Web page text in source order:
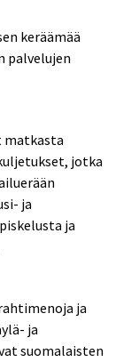
keräämää
palvelujen
matkasta
jotka
ja
ja
ja
ja
suomalaisten